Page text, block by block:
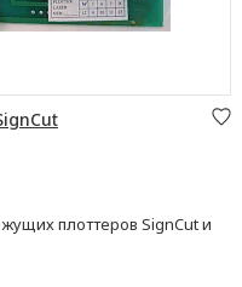
плоттеров SignCut и